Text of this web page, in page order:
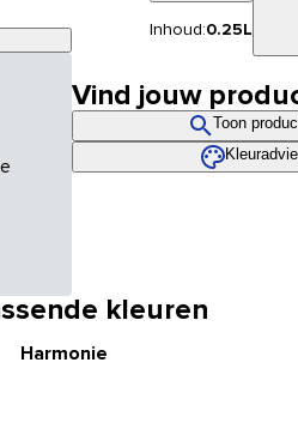
Inhoud:0.25L
Vind jouw
Toon
kleuren
Harmonie